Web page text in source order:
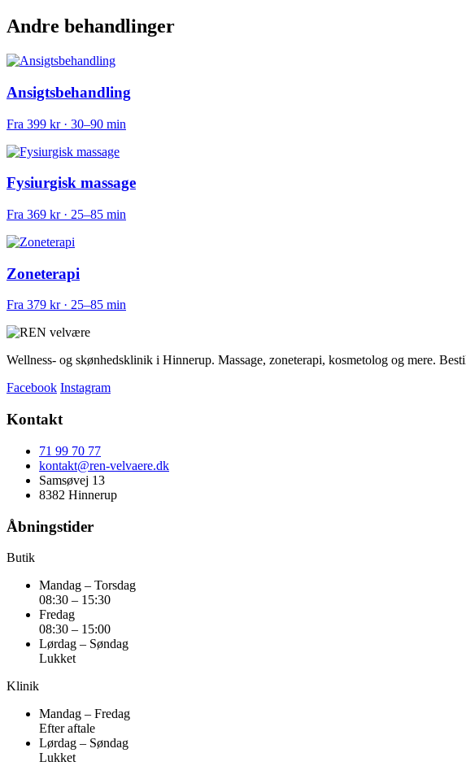
Andre behandlinger
Ansigtsbehandling
Fra 399 kr · 30–90 min
Fysiurgisk massage
Fra 369 kr · 25–85 min
Zoneterapi
Fra 379 kr · 25–85 min
Wellness- og skønhedsklinik i Hinnerup. Massage, zoneterapi, kosmetolog og mere.
Facebook Instagram
Kontakt
71 99 70 77
kontakt@ren-velvaere.dk
Samsøvej 13
8382 Hinnerup
Åbningstider
Butik
Mandag – Torsdag
08:30 – 15:30
Fredag
08:30 – 15:00
Lørdag – Søndag
Lukket
Klinik
Mandag – Fredag
Efter aftale
Lørdag – Søndag
Lukket